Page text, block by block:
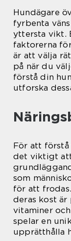
Hundägare
fyrbenta
yttersta vikt.
faktorerna
är att välja
på när du
förstå din
utforska
För att
det viktigt att
som
för att
deras kost
vitaminer
spelar en
upprätthålla